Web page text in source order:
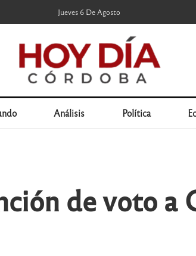
Jueves 6 De Agosto
Análisis Política
de voto a